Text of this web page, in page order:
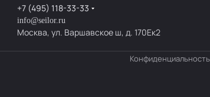
+7 (495) 118-33-33
info@seilor.ru
Москва, ул. Варшавское ш, д. 170Ек2
Конфиденциальность